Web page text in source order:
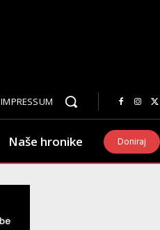
IMPRESSUM
Naše hronike Doniraj